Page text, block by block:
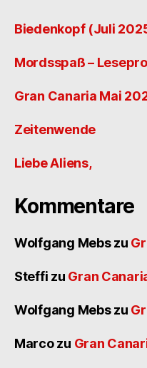
Biedenkopf (Juli
Mordsspaß –
Gran Canaria Mai
Zeitenwende
Liebe Aliens,
Kommentare
Wolfgang Mebszu
Steffi zu Gran
Wolfgang Mebszu
Marcozu Gran